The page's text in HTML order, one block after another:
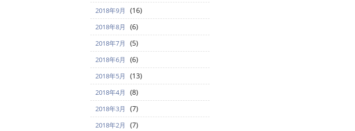
2018年9月 (16)
2018年8月 (6)
2018年7月 (5)
2018年6月 (6)
2018年5月 (13)
2018年4月 (8)
2018年3月 (7)
2018年2月 (7)